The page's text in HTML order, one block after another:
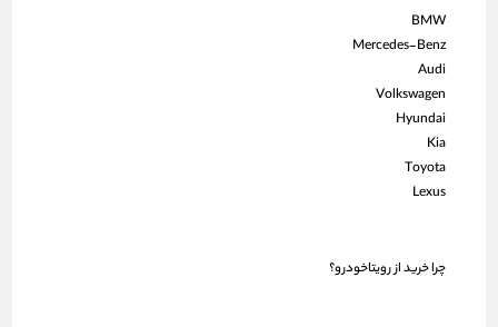
BMW
Mercedes-Benz
Audi
Volkswagen
Hyundai
Kia
Toyota
Lexus
چرا خرید از رویتاخودرو؟